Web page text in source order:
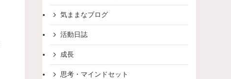
気ままなブログ
活動日誌
成長
思考・マインドセット